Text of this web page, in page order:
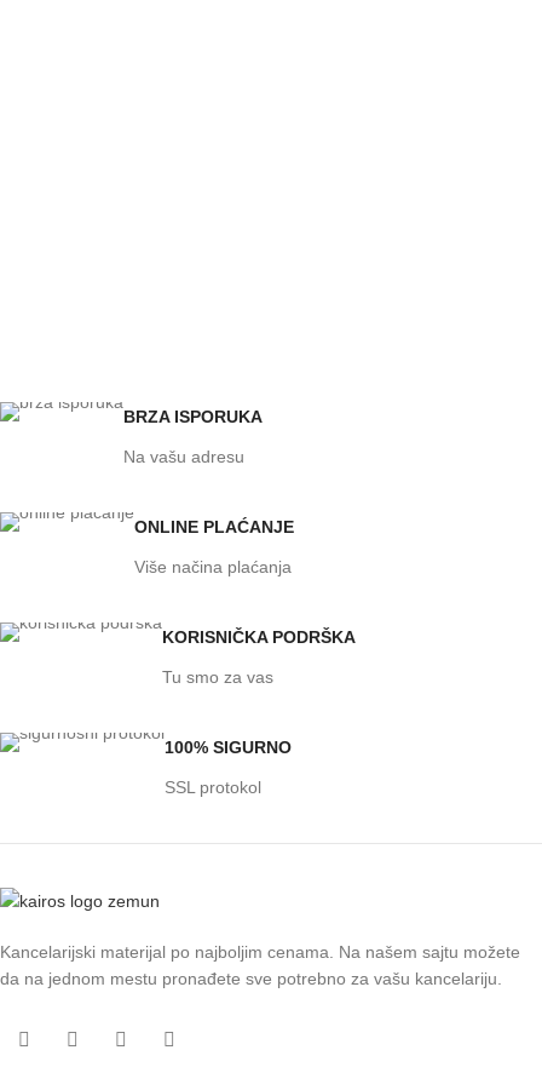
BRZA ISPORUKA
Na vašu adresu
ONLINE PLAĆANJE
Više načina plaćanja
KORISNIČKA PODRŠKA
Tu smo za vas
100% SIGURNO
SSL protokol
Kancelarijski materijal po najboljim cenama. Na našem sajtu možete
da na jednom mestu pronađete sve potrebno za vašu kancelariju.